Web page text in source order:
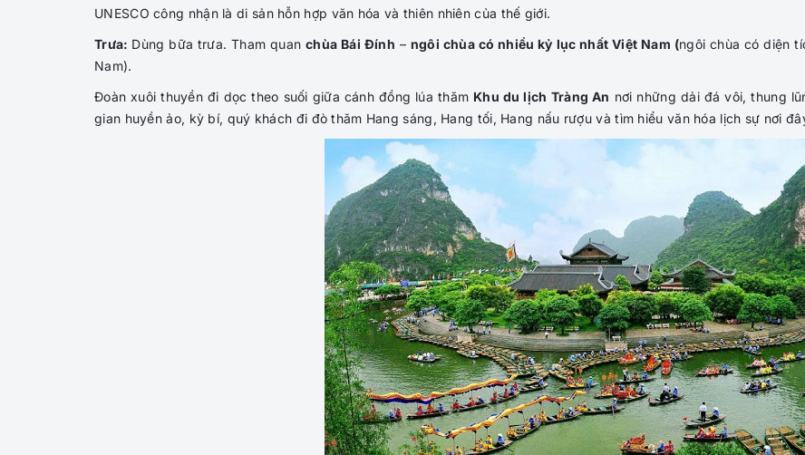
UNESCO công nhận là di sản hỗn hợp văn hóa và thiên nhiên của thế giới.
Trưa: Dùng bữa trưa. Tham quanchùa Bái Đính – ngôi chùa có nhiều kỷ lục nhất Việt Nam (ngôi chùa có diện
Nam).
Đoàn xuôi thuyền đi dọc theo suối giữa cánh đồng lúa thăm Khu du lịch Tràng An nơi những dải đá vôi, thung
gian huyền ảo, kỳ bí, quý khách đi đò thăm Hang sáng, Hang tối, Hang nấu rượu và tìm hiểu văn hóa lịch sự nơi